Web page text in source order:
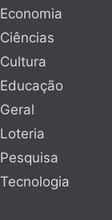
Economia
Ciências
Cultura
Educação
Geral
Loteria
Pesquisa
Tecnologia